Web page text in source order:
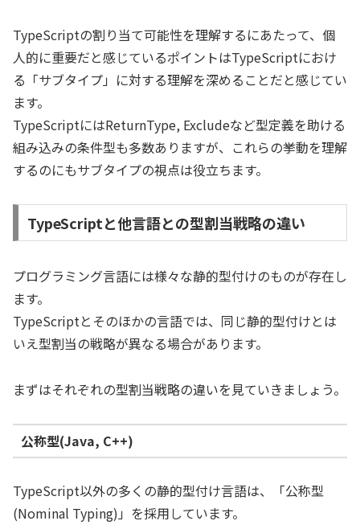
TypeScriptの割り当て可能性を理解するにあたって、個
人的に重要だと感じているポイントはTypeScriptにおけ
る「サブタイプ」に対する理解を深めることだと感じてい
ます。
TypeScriptにはReturnType, Excludeなど型定義を助ける
組み込みの条件型も多数ありますが、これらの挙動を理解
するのにもサブタイプの視点は役立ちます。
TypeScriptと他言語との型割当戦略の違い
プログラミング言語には様々な静的型付けのものが存在し
ます。
TypeScriptとそのほかの言語では、同じ静的型付けとは
いえ型割当の戦略が異なる場合があります。
まずはそれぞれの型割当戦略の違いを見ていきましょう。
公称型(Java, C++)
TypeScript以外の多くの静的型付け言語は、「公称型
(Nominal Typing)」を採用しています。